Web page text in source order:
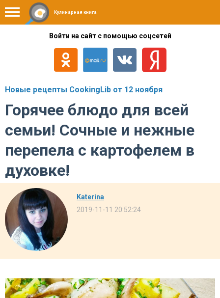
Кулинарная книга
Войти на сайт с помощью соцсетей
Новые рецепты CookingLib от 12 ноября
Горячее блюдо для всей
семьи! Сочные и нежные
перепела с картофелем в
духовке!
Katerina
2019-11-11 20:52:24